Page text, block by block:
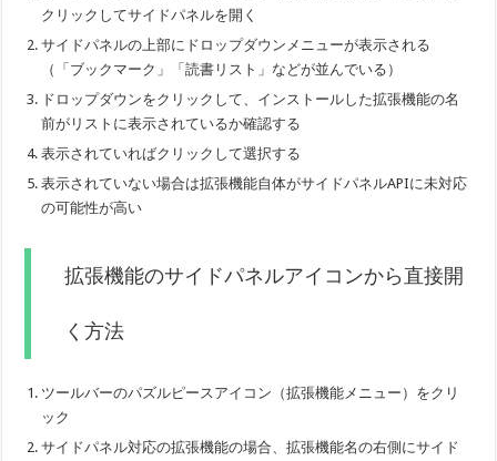
クリックしてサイドパネルを開く
サイドパネルの上部にドロップダウンメニューが表示される
（「ブックマーク」「読書リスト」などが並んでいる）
ドロップダウンをクリックして、インストールした拡張機能の名
前がリストに表示されているか確認する
表示されていればクリックして選択する
表示されていない場合は拡張機能自体がサイドパネルAPIに未対応
の可能性が高い
拡張機能のサイドパネルアイコンから直接開
く方法
ツールバーのパズルピースアイコン（拡張機能メニュー）をクリ
ック
サイドパネル対応の拡張機能の場合、拡張機能名の右側にサイド